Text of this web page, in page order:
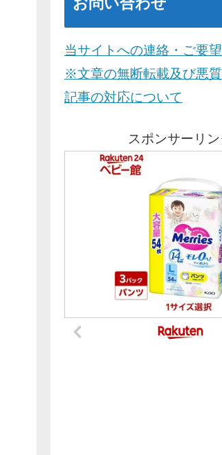
当サイトへの連絡・ご要
※文章の無断転載及び悪
記事の対応について
スポンサーリン